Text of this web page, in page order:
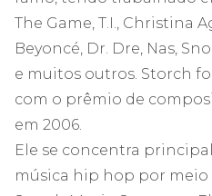
The Game, T.I., Christina
Beyoncé, Dr. Dre, Nas,
e muitos outros. Storch
com o prêmio de
em 2006.
Ele se concentra
música hip hop por meio